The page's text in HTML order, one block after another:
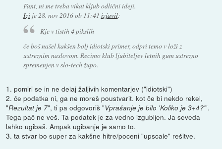
Fant, ni me treba vikat kljub odlični ideji.
Izije 28. nov 2016 ob 11:41 izjavil:
Kje v tistih 4 pikslih
če boš našel kakšen bolj idiotski primer, odpri temo v loži z
ustreznim naslovom. Recimo klub ljubiteljev letnih gum ustrezno
spremenjen v slo-tech župo.
1. pomiri se in ne delaj žaljivih komentarjev ("idiotski")
2. če podatka ni, ga ne moreš poustvarit. kot če bi nekdo rekel,
"Rezultat je 7", ti pa odgovoriš "Vprašanje je bilo 'Koliko je 3+4?'".
Tega pač ne veš. Ta podatek je za vedno izgubljen. Ja seveda
lahko ugibaš. Ampak ugibanje je samo to.
3. ta stvar bo super za kakšne hitre/poceni "upscale" rešitve.